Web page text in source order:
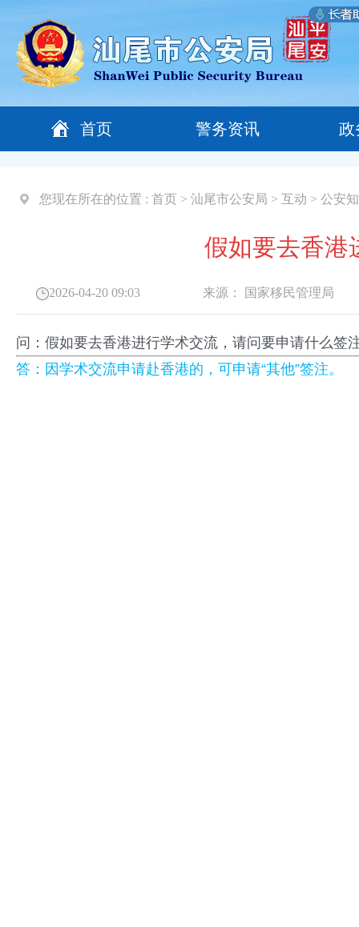
首页 警务资讯 政
您现在所在的位置 : 首页 > 汕尾市公安局 > 互动 > 公安
假如要去香港
2026-04-20 09:03 来源： 国家移民管理局
问：假如要去香港进行学术交流，请问要申请什么签
答：因学术交流申请赴香港的，可申请“其他”签注。